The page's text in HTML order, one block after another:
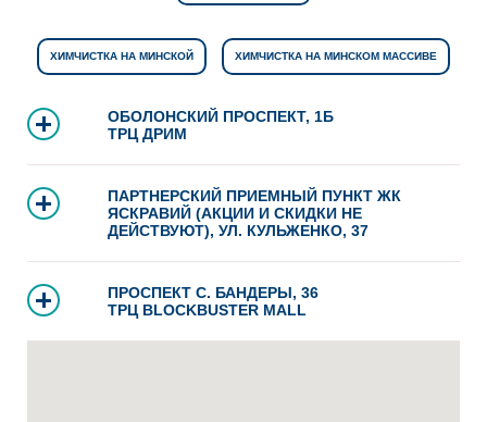
ХИМЧИСТКА НА МИНСКОЙ ХИМЧИСТКА НА МИНСКОМ МАССИВЕ
ОБОЛОНСКИЙ ПРОСПЕКТ, 1Б
ТРЦ ДРИМ
ПАРТНЕРСКИЙ ПРИЕМНЫЙ ПУНКТ ЖК
ЯСКРАВИЙ (АКЦИИ И СКИДКИ НЕ
ДЕЙСТВУЮТ), УЛ. КУЛЬЖЕНКО, 37
ПРОСПЕКТ С. БАНДЕРЫ, 36
ТРЦ BLOCKBUSTER MALL